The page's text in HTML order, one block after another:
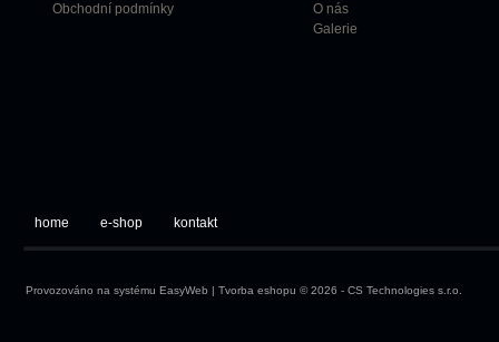
Obchodní podmínky
O nás
Galerie
home e-shop kontakt
Provozováno na systému EasyWeb | Tvorba eshopu © 2026 - CS Technologies s.r.o.